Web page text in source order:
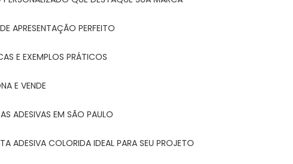
APRESENTAÇÃO PERFEITO
E EXEMPLOS PRÁTICOS
E VENDE
ADESIVAS EM SÃO PAULO
ADESIVA COLORIDA IDEAL PARA SEU PROJETO